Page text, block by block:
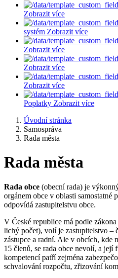
Zobrazit více
systém Zobrazit více
Zobrazit více
Zobrazit více
Zobrazit více
Poplatky Zobrazit více
Úvodní stránka
Samospráva
Rada města
Rada města
Rada obce (obecní rada) je
orgánem obce v oblasti samostatné
odpovídá zastupitelstvu obce.
V České republice má podle
lichý počet), volí je zastupitelstvo –
zástupce a radní. Ale v obcích, kde
15 členů, se rada obce nevolí, a její
kompetencí patří zejména
schvalování rozpočtu, zřizování